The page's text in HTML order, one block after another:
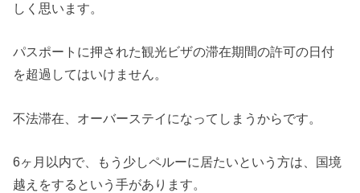
しく思います。
パスポートに押された観光ビザの滞在期間の許可の日付
を超過してはいけません。
不法滞在、オーバーステイになってしまうからです。
6ヶ月以内で、もう少しペルーに居たいという方は、国境
越えをするという手があります。